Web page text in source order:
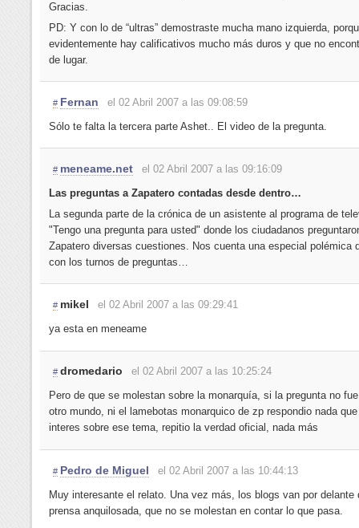
Gracias.
PD: Y con lo de “ultras” demostraste mucha mano izquierda,
evidentemente hay calificativos mucho más duros y que no
de lugar.
# Fernan
el 02 Abril 2007 a las 09:08:59
Sólo te falta la tercera parte Ashet.. El video de la pregunta.
# meneame.net
el 02 Abril 2007 a las 09:16:09
Las preguntas a Zapatero contadas desde dentro…
La segunda parte de la crónica de un asistente al programa de
"Tengo una pregunta para usted" donde los ciudadanos
Zapatero diversas cuestiones. Nos cuenta una especial polémica
con los turnos de preguntas…
# mikel
el 02 Abril 2007 a las 09:29:41
ya esta en meneame
# dromedario
el 02 Abril 2007 a las 10:25:24
Pero de que se molestan sobre la monarquía, si la pregunta no
otro mundo, ni el lamebotas monarquico de zp respondio nada
interes sobre ese tema, repitio la verdad oficial, nada más
# Pedro de Miguel
el 02 Abril 2007 a las 10:44:13
Muy interesante el relato. Una vez más, los blogs van por delante
prensa anquilosada, que no se molestan en contar lo que pasa.